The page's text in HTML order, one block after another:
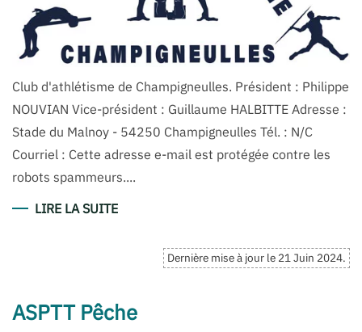
Club d'athlétisme de Champigneulles. Président : Philippe
NOUVIAN Vice-président : Guillaume HALBITTE Adresse :
Stade du Malnoy - 54250 Champigneulles Tél. : N/C
Courriel : Cette adresse e-mail est protégée contre les
robots spammeurs....
LIRE LA SUITE
Dernière mise à jour le 21 Juin 2024.
ASPTT Pêche